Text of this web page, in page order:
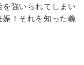
強いられてしまい
！それを知った義